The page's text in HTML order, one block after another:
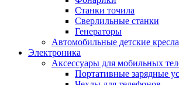
Станки точила
Сверлильные станки
Генераторы
Автомобильные детские кресла
Электроника
Аксессуары для мобильных
Портативные зарядные